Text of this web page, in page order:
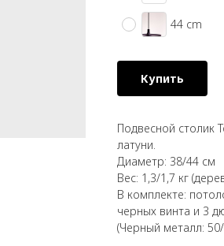
44 cm
Купить
Подвесной столик
латуни.
Диаметр: 38/44 см
Вес: 1,3/1,7 кг
В комплекте:
черных винта и 3
(Черный металл: